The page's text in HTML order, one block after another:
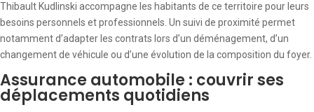
Thibault Kudlinski accompagne les habitants de ce territoire pour leurs
besoins personnels et professionnels. Un suivi de proximité permet
notamment d’adapter les contrats lors d’un déménagement, d’un
changement de véhicule ou d’une évolution de la composition du foyer.
Assurance automobile : couvrir ses
déplacements quotidiens